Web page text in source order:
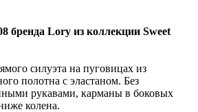
бренда Lory из коллекции Sweet
силуэта на пуговицах из
полотна с эластаном. Без
рукавами, карманы в боковых
колена.